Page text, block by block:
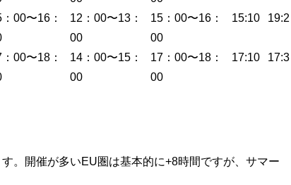
00〜16：
12：00〜13：
00
15：00〜16：
00
15:10 19:26
00〜18：
14：00〜15：
00
17：00〜18：
00
17:10 17:33
。開催が多いEU圏は基本的に+8時間ですが、サマー